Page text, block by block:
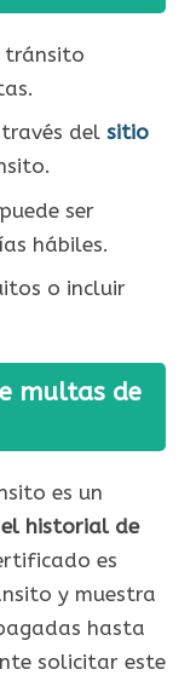
tránsito
del sitio
ser
hábiles.
o incluir
multas de
es un
historial de
es
y muestra
hasta
solicitar este